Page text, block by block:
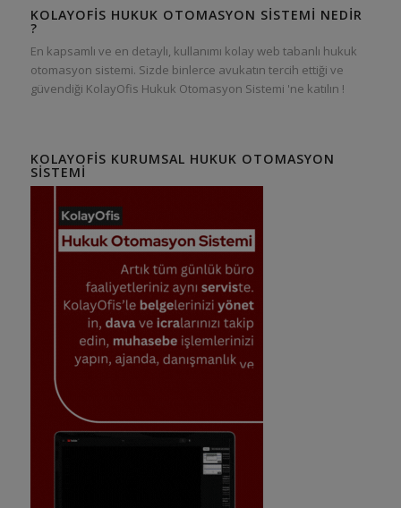
KOLAYOFIS HUKUK OTOMASYON SISTEMI NEDIR
?
En kapsamlı ve en detaylı, kullanımı kolay web tabanlı hukuk
otomasyon sistemi. Sizde binlerce avukatın tercih ettiği ve
güvendiği KolayOfis Hukuk Otomasyon Sistemi 'ne katılın !
KOLAYOFIS KURUMSAL HUKUK OTOMASYON
SISTEMI